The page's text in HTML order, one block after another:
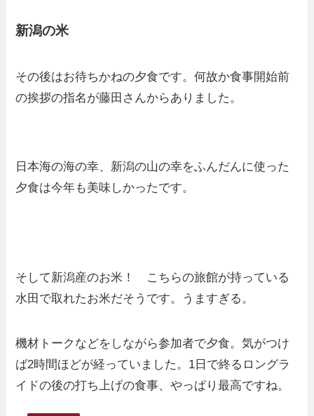
新潟の米
その後はお待ちかねの夕食です。何故か食事開始前
の挨拶の指名が藤田さんからありました。
日本海の海の幸、新潟の山の幸をふんだんに使った
夕食は今年も美味しかったです。
そして新潟産のお米！ こちらの旅館が持っている
水田で取れたお米だそうです。うますぎる。
機材トークなどをしながら参加者で夕食。気がつけ
ば2時間ほどが経っていました。1日で終るロングラ
イドの後の打ち上げの食事、やっぱり最高ですね。